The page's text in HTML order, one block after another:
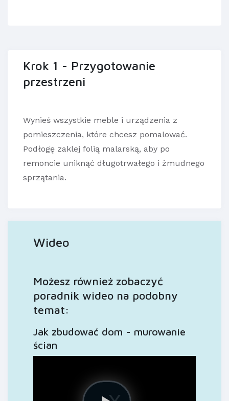
Krok 1 - Przygotowanie
przestrzeni
Wynieś wszystkie meble i urządzenia z
pomieszczenia, które chcesz pomalować.
Podłogę zaklej folią malarską, aby po
remoncie uniknąć długotrwałego i żmudnego
sprzątania.
Wideo
Możesz również zobaczyć
poradnik wideo na podobny
temat:
Jak zbudować dom - murowanie
ścian